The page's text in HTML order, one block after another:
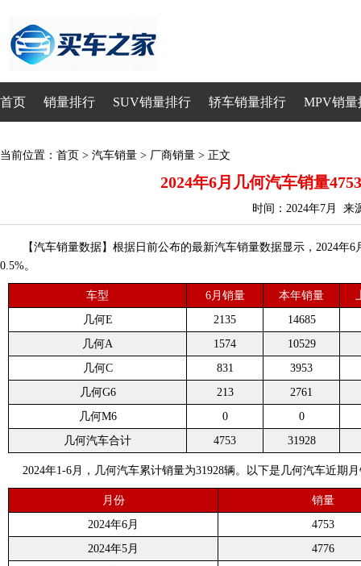
首页 销量排行 SUV销量排行 轿车销量排行 MPV销量
当前位置： 首页 > 汽车销量 > 厂商销量 > 正文
2024年6月几何汽车销量
时间：2024年7月 来
【汽车销量数据】根据日前公布的最新汽车销量数据显示，2024年
0.5%。
车型 6月销量 本年销量
几何E
2135
14685
几何A
1574
10529
几何C
831
3953
几何G6
213
2761
几何M6
0
0
几何汽车合计
4753 31928
2024年1-6月，几何汽车累计销量为31928辆。以下是几何汽车近期
月份
销量
2024年6月
4753
2024年5月
4776